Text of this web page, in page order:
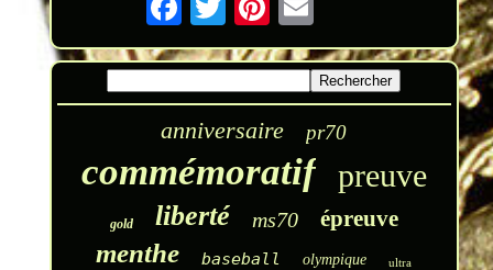
anniversaire pr70
commémoratif preuve
gold liberté ms70 épreuve
menthe baseball olympique ultra